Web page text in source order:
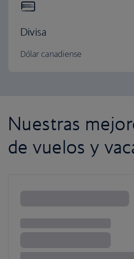
Divisa
Dólar canadiense
Nuestras
de vuelos y